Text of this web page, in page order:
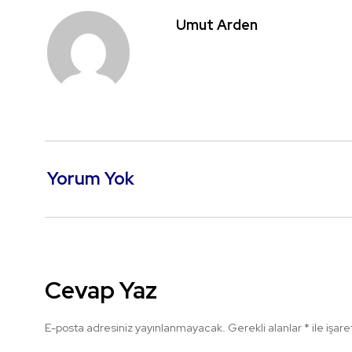
Umut Arden
Yorum Yok
Cevap Yaz
E-posta adresiniz yayınlanmayacak. Gerekli alanlar * ile